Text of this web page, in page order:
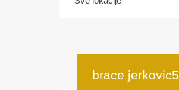
brace jerkovic5